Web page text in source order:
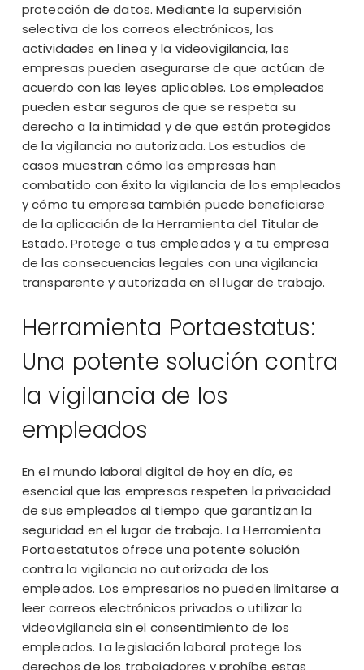
protección de datos. Mediante la supervisión
selectiva de los correos electrónicos, las
actividades en línea y la videovigilancia, las
empresas pueden asegurarse de que actúan de
acuerdo con las leyes aplicables. Los empleados
pueden estar seguros de que se respeta su
derecho a la intimidad y de que están protegidos
de la vigilancia no autorizada. Los estudios de
casos muestran cómo las empresas han
combatido con éxito la vigilancia de los empleados
y cómo tu empresa también puede beneficiarse
de la aplicación de la Herramienta del Titular de
Estado. Protege a tus empleados y a tu empresa
de las consecuencias legales con una vigilancia
transparente y autorizada en el lugar de trabajo.
Herramienta Portaestatus:
Una potente solución contra
la vigilancia de los
empleados
En el mundo laboral digital de hoy en día, es
esencial que las empresas respeten la privacidad
de sus empleados al tiempo que garantizan la
seguridad en el lugar de trabajo. La Herramienta
Portaestatutos ofrece una potente solución
contra la vigilancia no autorizada de los
empleados. Los empresarios no pueden limitarse a
leer correos electrónicos privados o utilizar la
videovigilancia sin el consentimiento de los
empleados. La legislación laboral protege los
derechos de los trabajadores y prohíbe estas